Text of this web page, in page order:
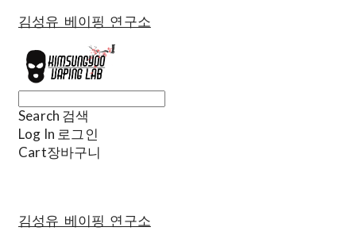
김성유 베이핑 연구소
Search 검색
Log In 로그인
Cart장바구니
김성유 베이핑 연구소